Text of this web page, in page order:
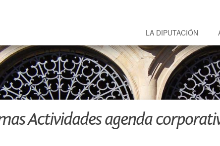
LA DIPUTACIÓN
Actividades agenda